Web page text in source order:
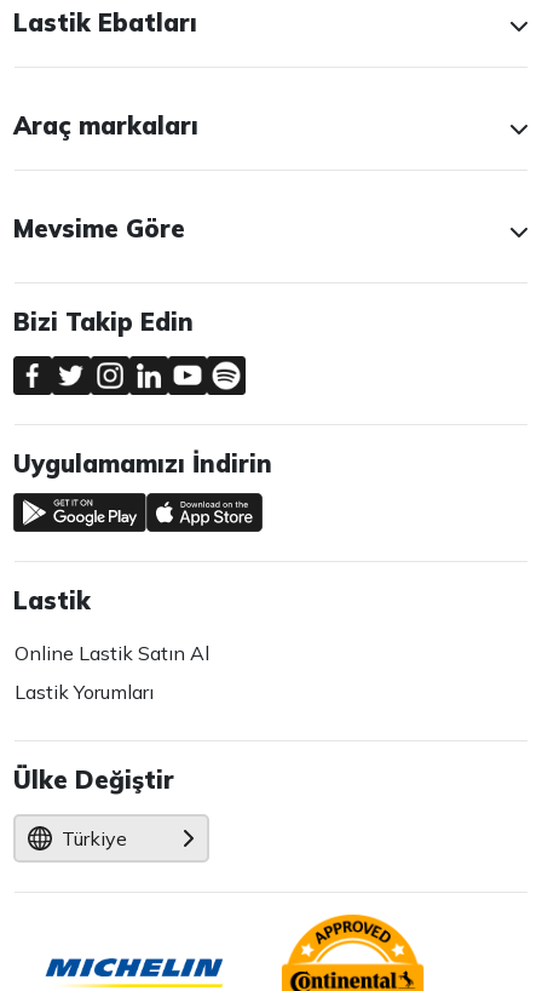
Lastik Ebatları
Araç markaları
Mevsime Göre
Bizi Takip Edin
Uygulamamızı İndirin
Lastik
Online Lastik Satın Al
Lastik Yorumları
Ülke Değiştir
Türkiye